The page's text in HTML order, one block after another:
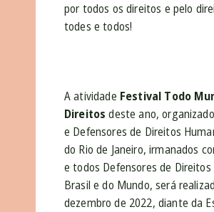
por todos os direitos e pelo
todes e todos!
A atividade Festival Todo
Direitos deste ano,
e Defensores de Direitos
do Rio de Janeiro, irmanados
e todos Defensores de Direitos
Brasil e do Mundo, será
dezembro de 2022, diante da